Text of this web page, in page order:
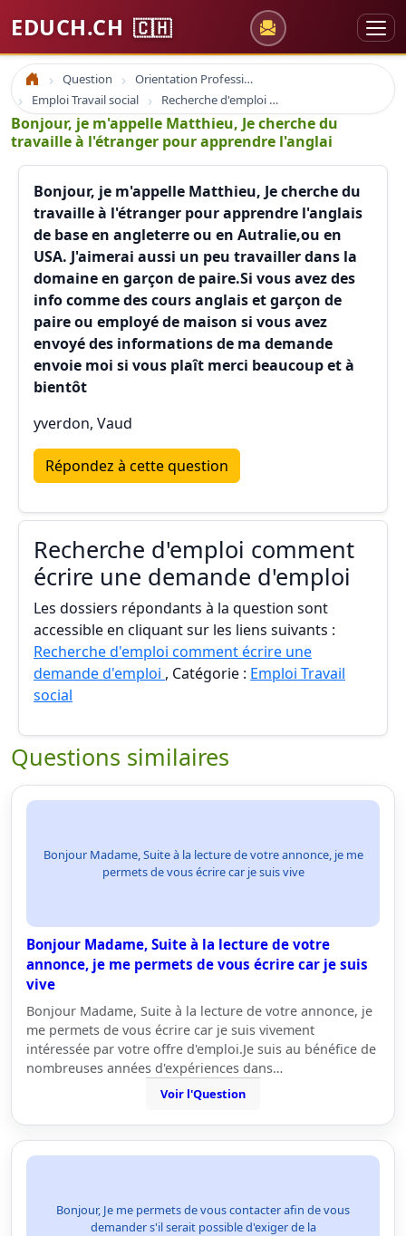
EDUCH.CH 🇨🇭
Accueil Question
Orientation Professionnelle
Emploi Travail social
Recherche d'emploi comment écrire une demande d'emploi
Bonjour, je m'appelle Matthieu, Je cherche du
travaille à l'étranger pour apprendre l'anglai
Bonjour, je m'appelle Matthieu, Je cherche du
travaille à l'étranger pour apprendre l'anglais
de base en angleterre ou en Autralie,ou en
USA. J'aimerai aussi un peu travailler dans la
domaine en garçon de paire.Si vous avez des
info comme des cours anglais et garçon de
paire ou employé de maison si vous avez
envoyé des informations de ma demande
envoie moi si vous plaît merci beaucoup et à
bientôt
yverdon, Vaud
Répondez à cette question
Recherche d'emploi comment
écrire une demande d'emploi
Les dossiers répondants à la question sont
accessible en cliquant sur les liens suivants :
Recherche d'emploi comment écrire une
demande d'emploi , Catégorie : Emploi Travail
social
Questions similaires
Bonjour Madame, Suite à la lecture de votre annonce, je me
permets de vous écrire car je suis vive
Bonjour Madame, Suite à la lecture de votre
annonce, je me permets de vous écrire car je suis
vive
Bonjour Madame, Suite à la lecture de votre annonce, je
me permets de vous écrire car je suis vivement
intéressée par votre offre d'emploi.Je suis au bénéfice de
nombreuses années d'expériences dans…
Voir l'Question
Bonjour, Je me permets de vous contacter afin de vous
demander s'il serait possible d'exiger de la